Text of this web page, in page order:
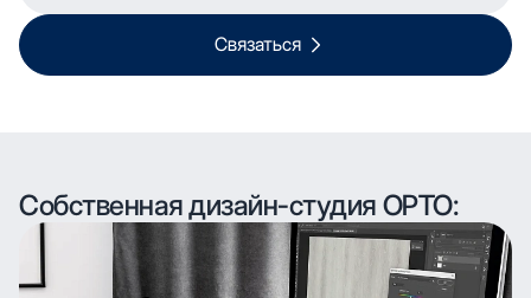
Связаться
Собственная дизайн-студия ОРТО: